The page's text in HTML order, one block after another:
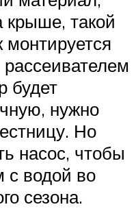
крыше, такой
монтируется
будет
нужно
Но
насос, чтобы
с водой во
сезона.